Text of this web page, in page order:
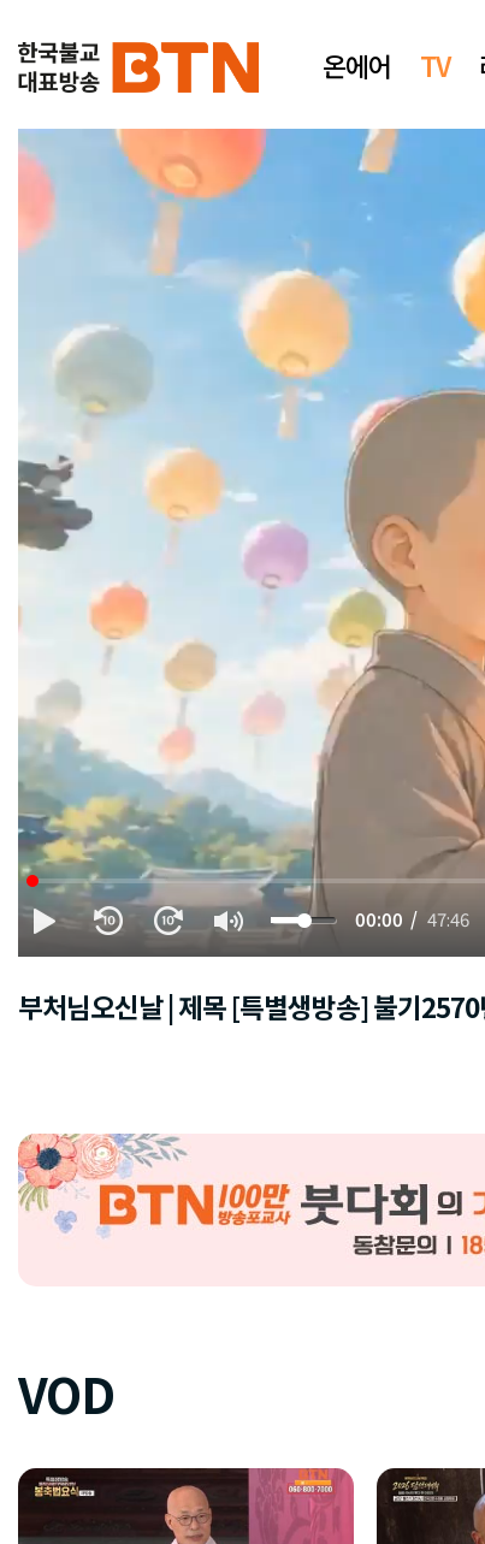
온에어 TV
00:00 47:46
부처님오신날 | 제목 [특별생방송] 불기